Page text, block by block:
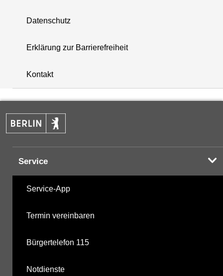
+
−
Datenschutz
Erklärung zur Barrierefreiheit
Kontakt
Service
Service-App
Termin vereinbaren
Bürgertelefon 115
Notdienste